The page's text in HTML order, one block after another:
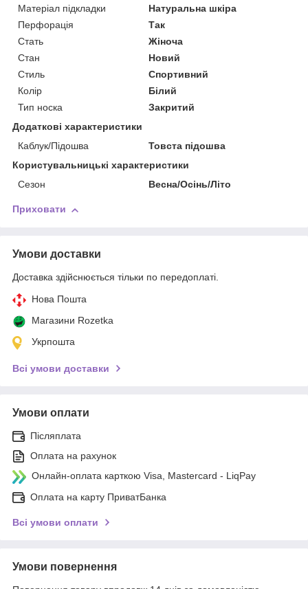
Матеріал підкладки
Натуральна шкіра
Перфорація
Так
Стать
Жіноча
Стан
Новий
Стиль
Спортивний
Колір
Білий
Тип носка
Закритий
Додаткові характеристики
Каблук/Підошва
Товста підошва
Користувальницькі характеристики
Сезон
Весна/Осінь/Літо
Приховати
Умови доставки
Доставка здійснюється тільки по передоплаті.
Нова Пошта
Магазини Rozetka
Укрпошта
Всі умови доставки
Умови оплати
Післяплата
Оплата на рахунок
Онлайн-оплата карткою Visa, Mastercard - LiqPay
Оплата на карту ПриватБанка
Всі умови оплати
Умови повернення